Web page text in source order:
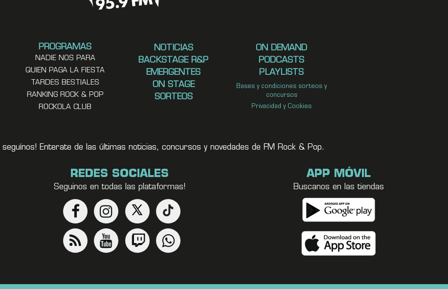
PROGRAMAS
NADIE NOS PARA
QUIEN PAGA LA FIESTA
TARDES BESTIALES
RANKING ROCK & POP
ROCKOLA CLUB
NOTICIAS
BACKSTAGE R&P
EMERGENTES
ON STAGE
SORTEOS
ON DEMAND
PODCASTS
PLAYLISTS
Bases y condiciones sorteos y
concursos
Privacidad y Cookies
Enterate de las últimas noticias, concursos y novedades de FM Rock & Pop.
REDES SOCIALES
Seguinos en todas las plataformas!
APP MÓVIL
Buscanos en las tiendas